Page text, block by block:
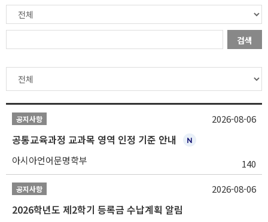
검색
공지사항
공통교육과정 교과목 영역 인정 기준 안내
아시아언어문명학부 140
2026-08-06
공지사항
2026학년도 제2학기 등록금 수납계획 알림
2026-08-06